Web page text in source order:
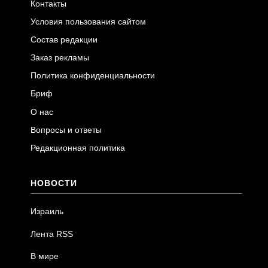
Контакты
Условия пользования сайтом
Состав редакции
Заказ рекламы
Политика конфиденциальности
Бриф
О нас
Вопросы и ответы
Редакционная политика
НОВОСТИ
Израиль
Лента RSS
В мире